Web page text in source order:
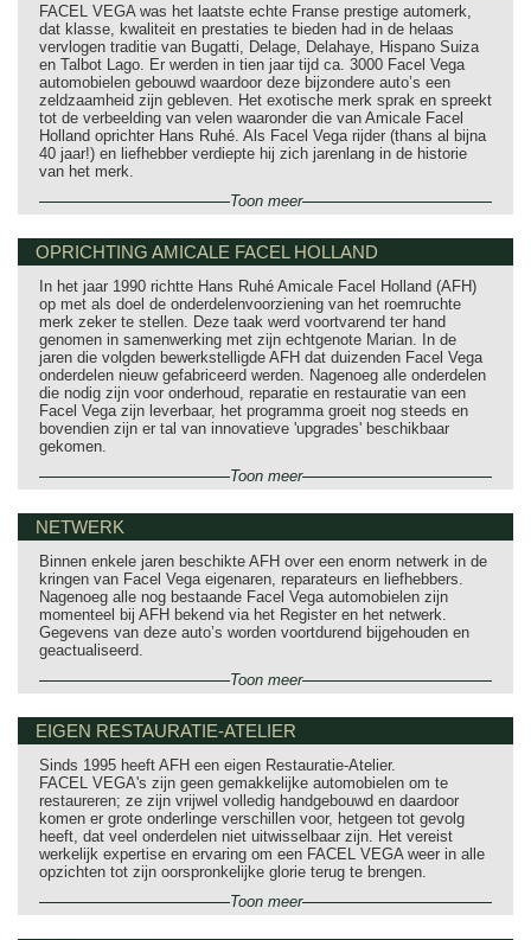
FACEL VEGA was het laatste echte Franse prestige automerk,
dat klasse, kwaliteit en prestaties te bieden had in de helaas
vervlogen traditie van Bugatti, Delage, Delahaye, Hispano Suiza
en Talbot Lago. Er werden in tien jaar tijd ca. 3000 Facel Vega
automobielen gebouwd waardoor deze bijzondere auto’s een
zeldzaamheid zijn gebleven. Het exotische merk sprak en spreekt
tot de verbeelding van velen waaronder die van Amicale Facel
Holland oprichter Hans Ruhé. Als Facel Vega rijder (thans al bijna
40 jaar!) en liefhebber verdiepte hij zich jarenlang in de historie
van het merk.
Toon meer
OPRICHTING AMICALE FACEL HOLLAND
In het jaar 1990 richtte Hans Ruhé Amicale Facel Holland (AFH)
op met als doel de onderdelenvoorziening van het roemruchte
merk zeker te stellen. Deze taak werd voortvarend ter hand
genomen in samenwerking met zijn echtgenote Marian. In de
jaren die volgden bewerkstelligde AFH dat duizenden Facel Vega
onderdelen nieuw gefabriceerd werden. Nagenoeg alle onderdelen
die nodig zijn voor onderhoud, reparatie en restauratie van een
Facel Vega zijn leverbaar, het programma groeit nog steeds en
bovendien zijn er tal van innovatieve 'upgrades' beschikbaar
gekomen.
Toon meer
NETWERK
Binnen enkele jaren beschikte AFH over een enorm netwerk in de
kringen van Facel Vega eigenaren, reparateurs en liefhebbers.
Nagenoeg alle nog bestaande Facel Vega automobielen zijn
momenteel bij AFH bekend via het Register en het netwerk.
Gegevens van deze auto’s worden voortdurend bijgehouden en
geactualiseerd.
Toon meer
EIGEN RESTAURATIE-ATELIER
Sinds 1995 heeft AFH een eigen Restauratie-Atelier.
FACEL VEGA's zijn geen gemakkelijke automobielen om te
restaureren; ze zijn vrijwel volledig handgebouwd en daardoor
komen er grote onderlinge verschillen voor, hetgeen tot gevolg
heeft, dat veel onderdelen niet uitwisselbaar zijn. Het vereist
werkelijk expertise en ervaring om een FACEL VEGA weer in alle
opzichten tot zijn oorspronkelijke glorie terug te brengen.
Toon meer